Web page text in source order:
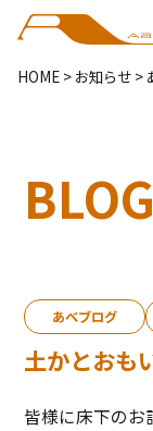
HOME> お知らせ>
BLOG
あべブログ
土かとおも
皆様に床下のお